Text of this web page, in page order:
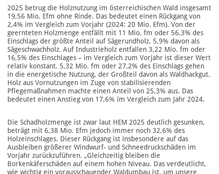
2025 betrug die Holznutzung im österreichischen Wald insgesamt
19,56 Mio. Efm ohne Rinde. Das bedeutet einen Rückgang von
2,4% im Vergleich zum Vorjahr (2024: 20 Mio. Efm). Von der
geernteten Holzmenge entfällt mit 11 Mio. fm oder 56,3% des
Einschlags der größte Anteil auf Sägerundholz, 5,9% davon als
Sägeschwachholz. Auf Industrieholz entfallen 3,22 Mio. fm oder
16,5% des Einschlages – im Vergleich zum Vorjahr ist dieser Wert
relativ konstant. 5,32 Mio. fm oder 27,2% des Einschlags gehen
in die energetische Nutzung, der Großteil davon als Waldhackgut.
Holz aus Vornutzungen im Zuge von stabilisierenden
Pflegemaßnahmen machte einen Anteil von 25,3% aus. Das
bedeutet einen Anstieg von 17,6% im Vergleich zum Jahr 2024.
Die Schadholzmenge ist zwar laut HEM 2025 deutlich gesunken,
beträgt mit 6,38 Mio. Efm jedoch immer noch 32,6% des
Holzeinschlages. Dieser Rückgang ist insbesondere auf das
Ausbleiben größerer Windwurf- und Schneedruckschäden im
Vorjahr zurückzuführen. „Gleichzeitig bleiben die
Borkenkäferschäden auf einem hohen Niveau. Das verdeutlicht,
wie wichtig ein vorausschauender Waldumbau ist, um unsere